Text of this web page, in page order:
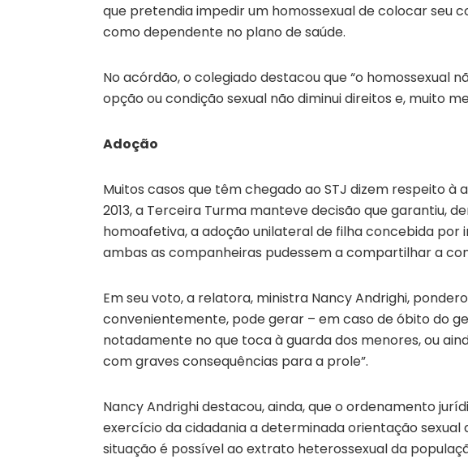
que pretendia impedir um homossexual de colocar seu
como dependente no plano de saúde.
No acórdão, o colegiado destacou que “o homossexual
opção ou condição sexual não diminui direitos e, muito
Adoção
Muitos casos que têm chegado ao STJ dizem respeito à
2013, a Terceira Turma manteve decisão que garantiu,
homoafetiva, a adoção unilateral de filha concebida por
ambas as companheiras pudessem a compartilhar a
Em seu voto, a relatora, ministra Nancy Andrighi,
convenientemente, pode gerar – em caso de óbito do
notadamente no que toca à guarda dos menores, ou
com graves consequências para a prole”.
Nancy Andrighi destacou, ainda, que o ordenamento
exercício da cidadania a determinada orientação sexual
situação é possível ao extrato heterossexual da